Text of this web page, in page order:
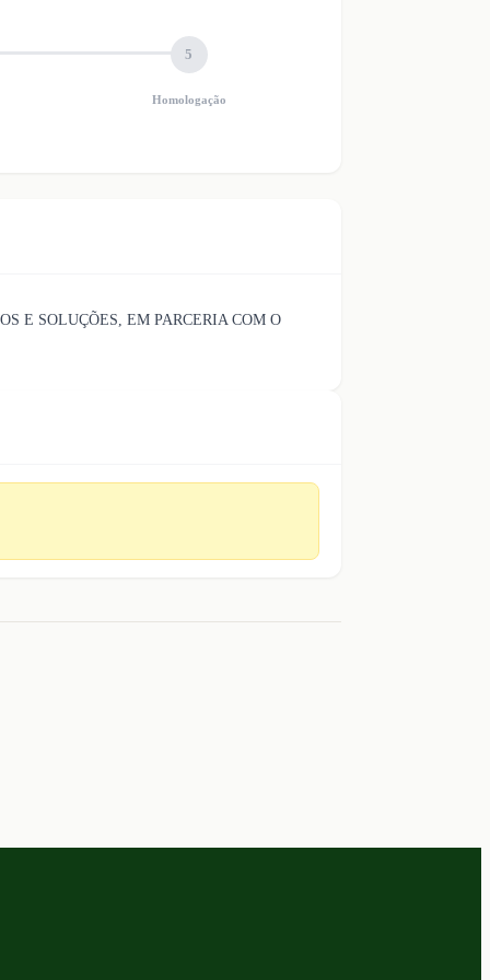
5
Homologação
E SOLUÇÕES, EM PARCERIA COM O